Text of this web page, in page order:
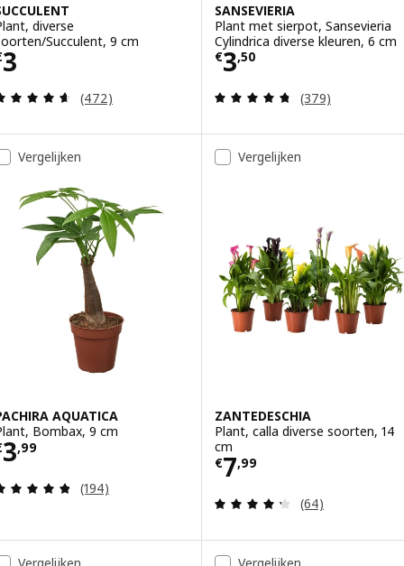
diverse
Succulent, 9 cm
3 € 3
Beoordeling: 4.6 van 5 sterren. Totaal
(472)
SANSEVIERIA
Plant met sierpot, Sansevieria
Cylindrica diverse kleuren, 6 cm
€3,50
Prijs € 3,50
Beoordeling:
(379)
Vergelijken
AQUATICA
Bombax, 9 cm
3,99 € 3,99
Beoordeling: 4.8 van 5 sterren. Totaal
(194)
Vergelijken
ZANTEDESCHIA
Plant, calla diverse soorten, 14
cm
€7,99
Prijs € 7,99
Beoordeling:
(64)
Vergelijken Vergelijken